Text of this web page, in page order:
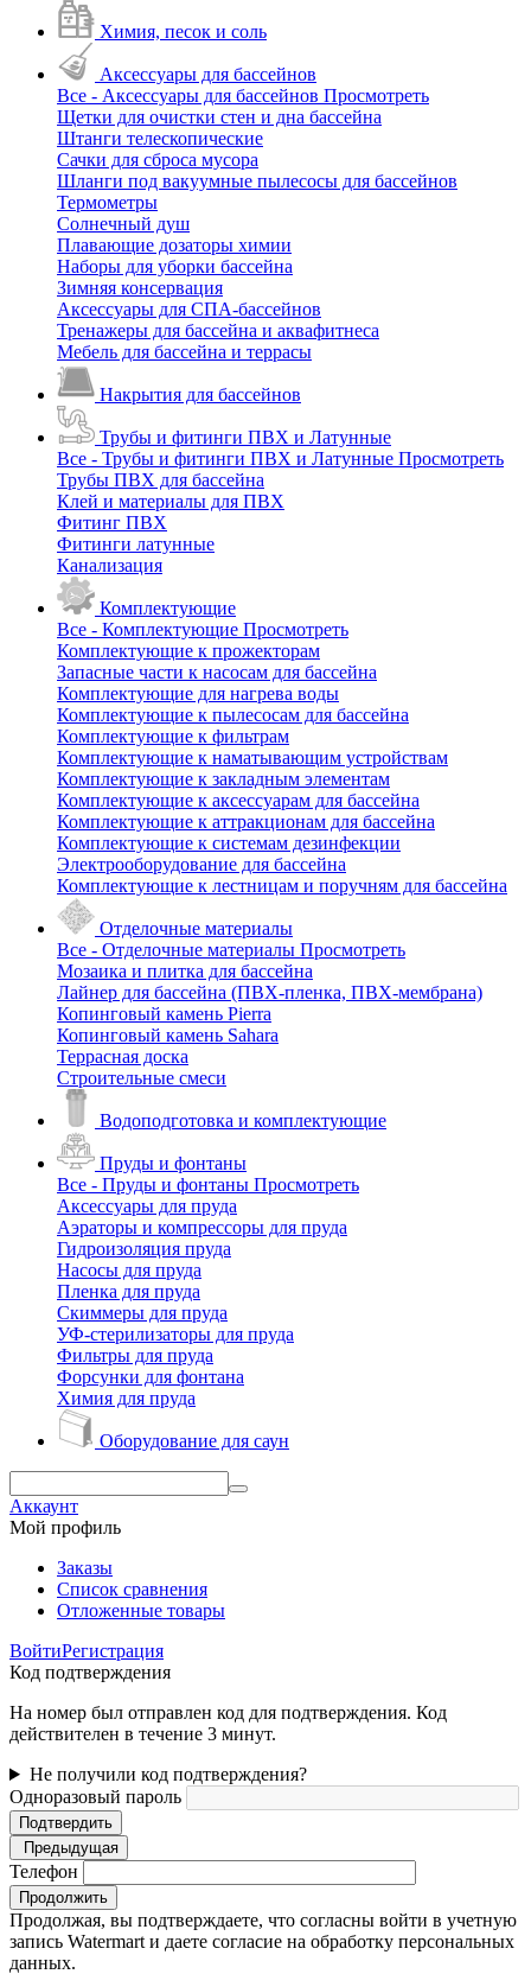
Химия, песок и соль
Аксессуары для бассейнов
Все - Аксессуары для бассейнов Просмотреть
Щетки для очистки стен и дна бассейна
Штанги телескопические
Сачки для сброса мусора
Шланги под вакуумные пылесосы для бассейнов
Термометры
Солнечный душ
Плавающие дозаторы химии
Наборы для уборки бассейна
Зимняя консервация
Аксессуары для СПА-бассейнов
Тренажеры для бассейна и аквафитнеса
Мебель для бассейна и террасы
Накрытия для бассейнов
Трубы и фитинги ПВХ и Латунные
Все - Трубы и фитинги ПВХ и Латунные Просмотреть
Трубы ПВХ для бассейна
Клей и материалы для ПВХ
Фитинг ПВХ
Фитинги латунные
Канализация
Комплектующие
Все - Комплектующие Просмотреть
Комплектующие к прожекторам
Запасные части к насосам для бассейна
Комплектующие для нагрева воды
Комплектующие к пылесосам для бассейна
Комплектующие к фильтрам
Комплектующие к наматывающим устройствам
Комплектующие к закладным элементам
Комплектующие к аксессуарам для бассейна
Комплектующие к аттракционам для бассейна
Комплектующие к системам дезинфекции
Электрооборудование для бассейна
Комплектующие к лестницам и поручням для бассейна
Отделочные материалы
Все - Отделочные материалы Просмотреть
Мозаика и плитка для бассейна
Лайнер для бассейна (ПВХ-пленка, ПВХ-мембрана)
Копинговый камень Pierra
Копинговый камень Sahara
Террасная доска
Строительные смеси
Водоподготовка и комплектующие
Пруды и фонтаны
Все - Пруды и фонтаны Просмотреть
Аксессуары для пруда
Аэраторы и компрессоры для пруда
Гидроизоляция пруда
Насосы для пруда
Пленка для пруда
Скиммеры для пруда
УФ-стерилизаторы для пруда
Фильтры для пруда
Форсунки для фонтана
Химия для пруда
Оборудование для саун
Аккаунт
Мой профиль
Заказы
Список сравнения
Отложенные товары
ВойтиРегистрация
Код подтверждения
На номер был отправлен код для подтверждения. Код
действителен в течение 3 минут.
Не получили код подтверждения?
Одноразовый пароль
Подтвердить
Предыдущая
Телефон
Продолжить
Продолжая, вы подтверждаете, что согласны войти в учетную
запись Watermart и даете согласие на обработку персональных
данных.